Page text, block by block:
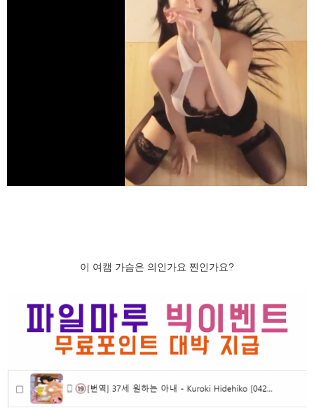
이 여캠 가슴은 의인가요 찐인가요?